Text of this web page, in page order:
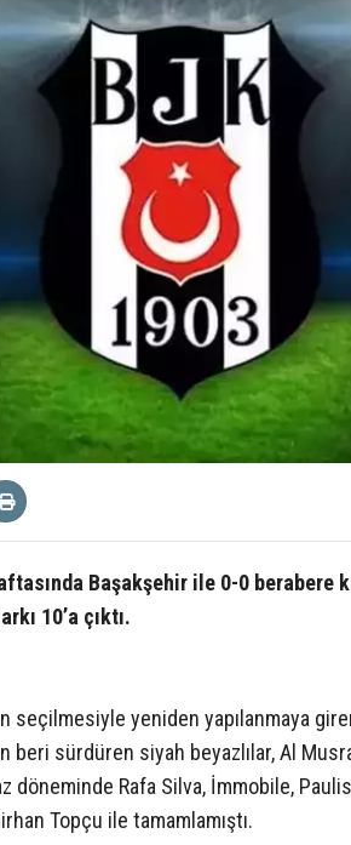
Başakşehir ile 0-0 berabere
10’a çıktı.
seçilmesiyle yeniden yapılanmaya
beri sürdüren siyah beyazlılar, Al
döneminde Rafa Silva, İmmobile,
Topçu ile tamamlamıştı.